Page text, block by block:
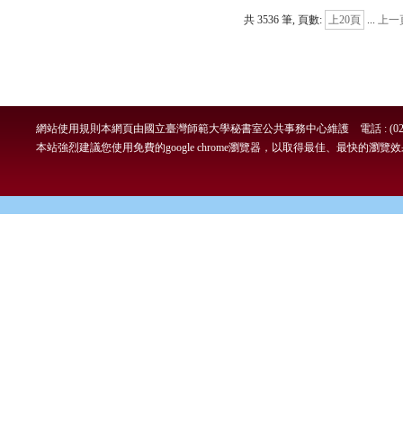
共 3536 筆, 頁數: 上20頁 ... 上一
本網頁由國立臺灣師範大學秘書室公共事務中心維護 電話 :
網站使用規則
本站強烈建議您使用免費的google chrome瀏覽器，以取得最佳、最快的瀏覽